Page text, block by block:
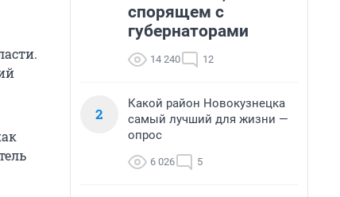
спорящем с
губернаторами
14 240 12
2
Какой район Новокузнецка
самый лучший для жизни —
опрос
6 026 5